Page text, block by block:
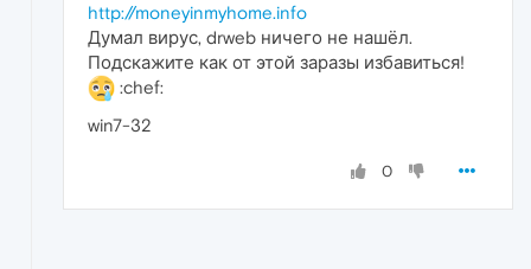
http://moneyinmyhome.info
Думал вирус, drweb ничего не нашёл.
Подскажите как от этой заразы избавиться!
:chef:
win7-32
0